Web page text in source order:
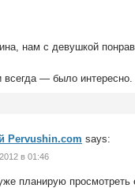
нам с девушкой
всегда — было интересно.
Pervushin.com says:
в 01:46
планирую